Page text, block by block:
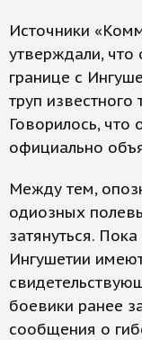
Источники
утверждали, что
границе с
труп известного
Говорилось, что
официально
Между тем,
одиозных
затянуться.
Ингушетии
боевики ранее
сообщения о